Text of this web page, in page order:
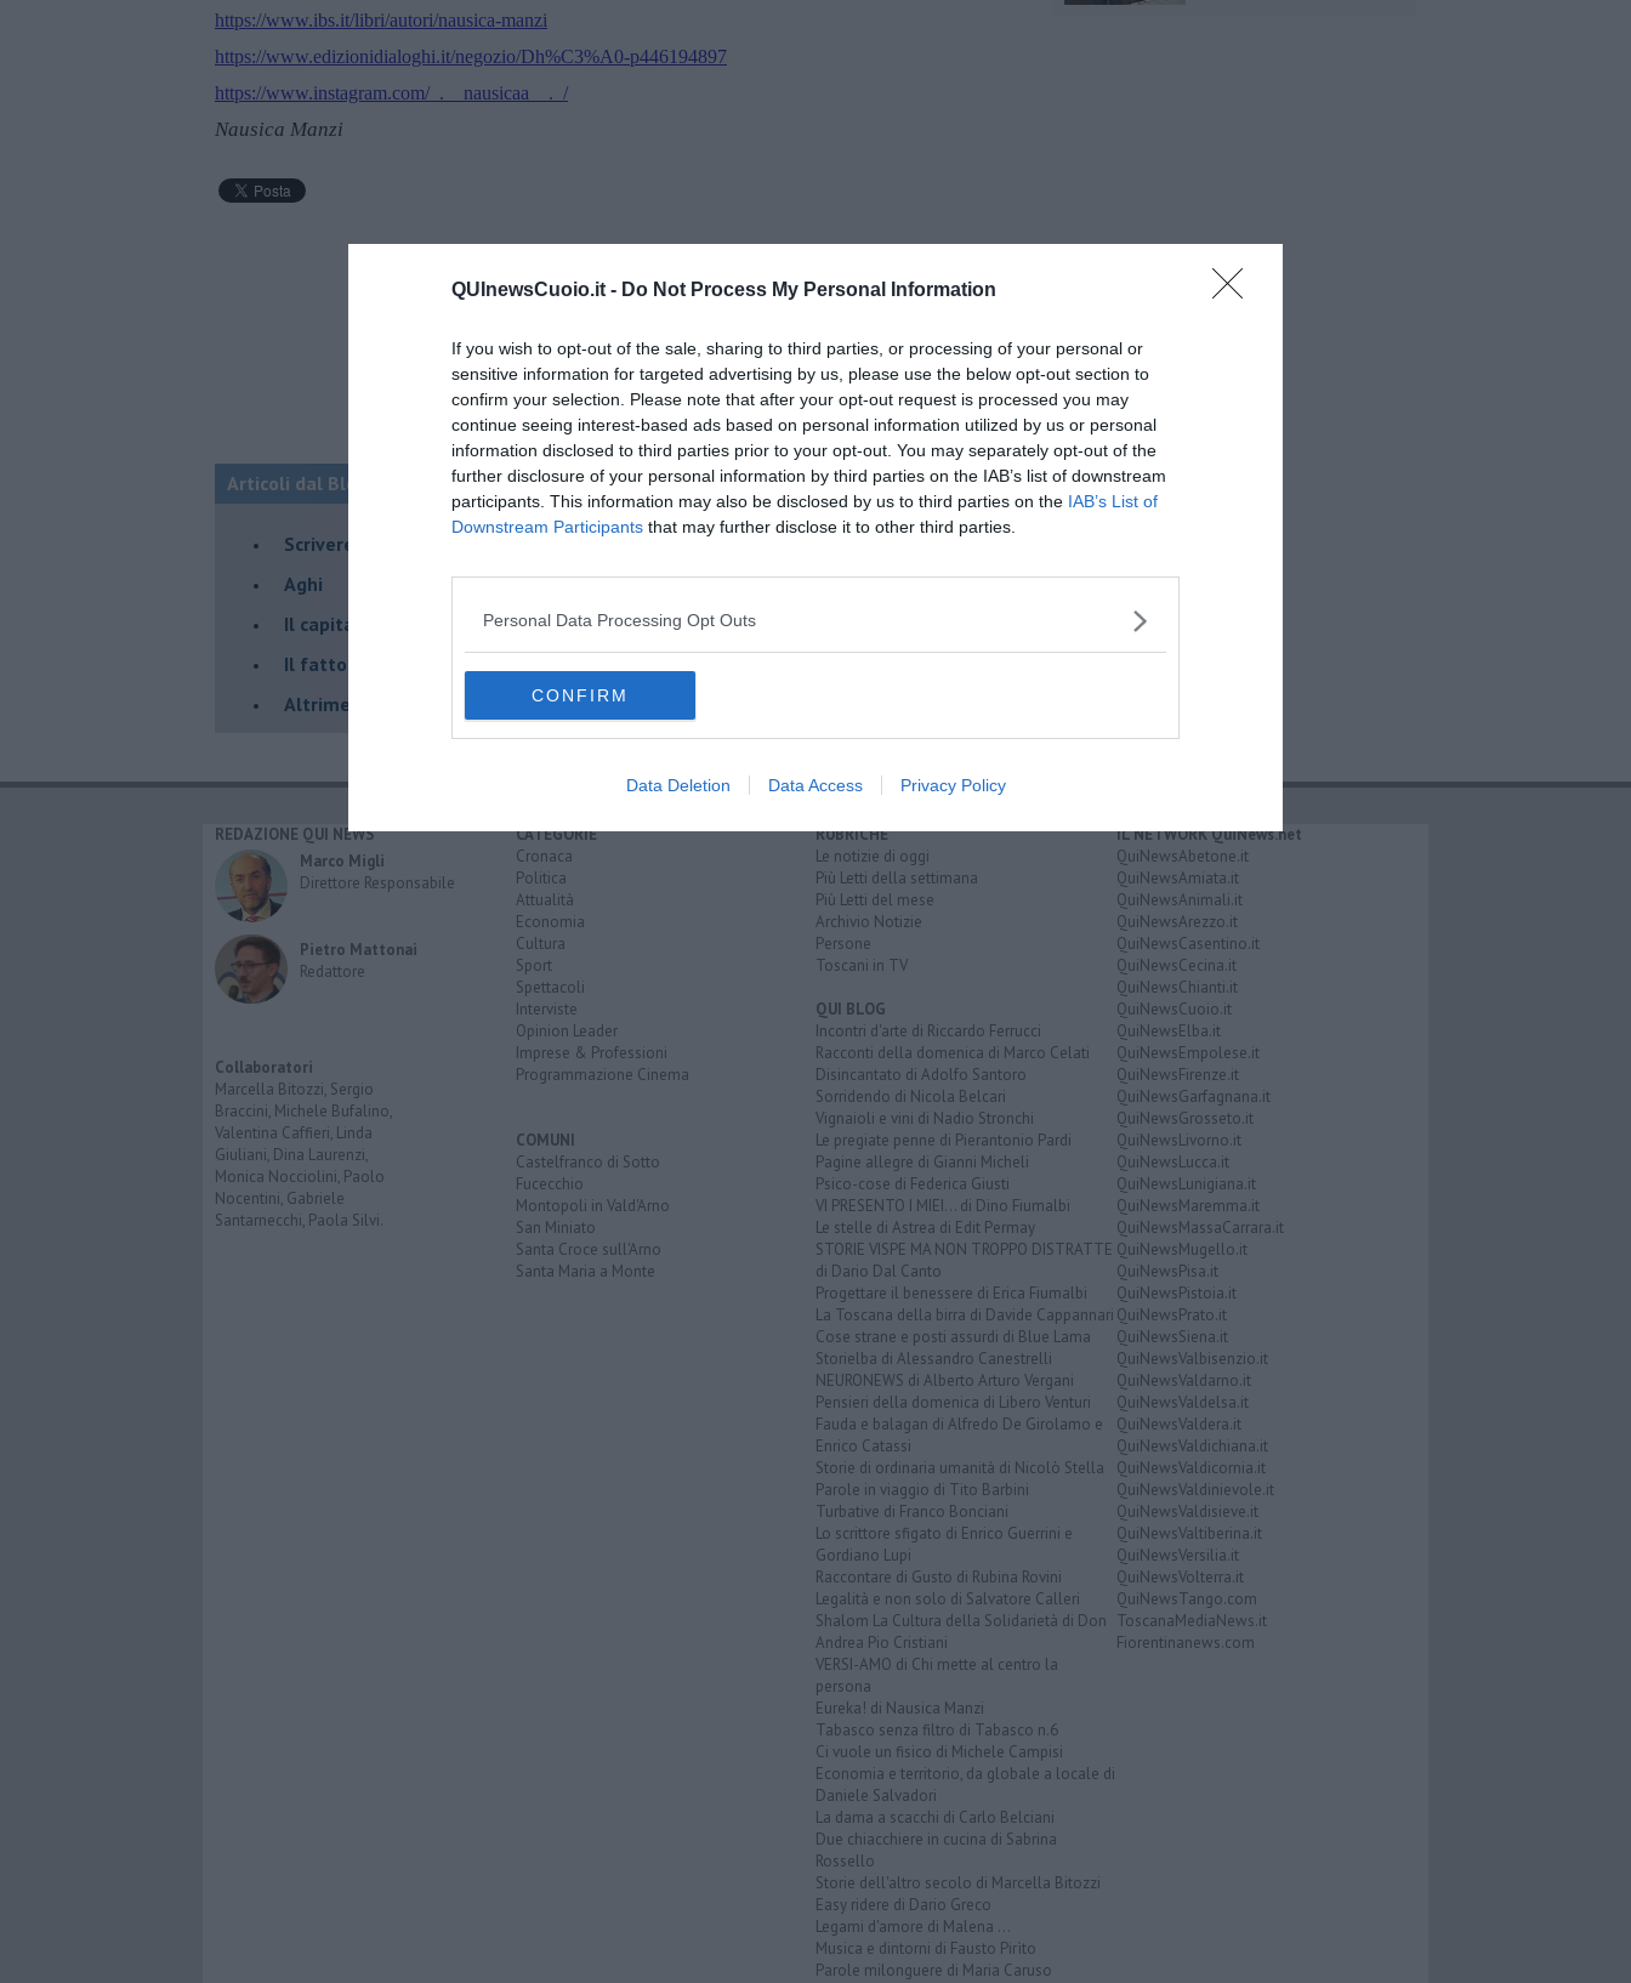
QUInewsCuoio.it - Do Not Process My Personal Information
If you wish to opt-out of the sale, sharing to third parties, or processing of your personal or
sensitive information for targeted advertising by us, please use the below opt-out section to
confirm your selection. Please note that after your opt-out request is processed you may
continue seeing interest-based ads based on personal information utilized by us or personal
information disclosed to third parties prior to your opt-out. You may separately opt-out of the
further disclosure of your personal information by third parties on the IAB’s list of downstream
participants. This information may also be disclosed by us to third parties on the IAB’s List of
Downstream Participants that may further disclose it to other third parties.
Personal Data Processing Opt Outs
CONFIRM
Data Deletion Data Access Privacy Policy
https://www.ibs.it/libri/autori/nausica-manzi
https://www.edizionidialoghi.it/negozio/Dh%C3%A0-p446194897
https://www.instagram.com/_.__nausicaa__._/
Nausica Manzi
Articoli dal Blog “Eureka!” di Nausica Manzi
​Scrivere per reinventare il mondo
Aghi
Il capitale della fragilità
Il fattore umano
Altrimenti
REDAZIONE QUI NEWS
Marco Migli
Direttore Responsabile
Pietro Mattonai
Redattore
Collaboratori
Marcella Bitozzi, Sergio
Braccini, Michele Bufalino,
Valentina Caffieri, Linda
Giuliani, Dina Laurenzi,
Monica Nocciolini, Paolo
Nocentini, Gabriele
Santarnecchi, Paola Silvi.
CATEGORIE
Cronaca
Politica
Attualità
Economia
Cultura
Sport
Spettacoli
Interviste
Opinion Leader
Imprese & Professioni
Programmazione Cinema
COMUNI
Castelfranco di Sotto
Fucecchio
Montopoli in Vald'Arno
San Miniato
Santa Croce sull'Arno
Santa Maria a Monte
RUBRICHE
Le notizie di oggi
Più Letti della settimana
Più Letti del mese
Archivio Notizie
Persone
Toscani in TV
QUI BLOG
Incontri d'arte di Riccardo Ferrucci
Racconti della domenica di Marco Celati
Disincantato di Adolfo Santoro
Sorridendo di Nicola Belcari
Vignaioli e vini di Nadio Stronchi
Le pregiate penne di Pierantonio Pardi
Pagine allegre di Gianni Micheli
Psico-cose di Federica Giusti
VI PRESENTO I MIEI... di Dino Fiumalbi
Le stelle di Astrea di Edit Permay
STORIE VISPE MA NON TROPPO DISTRATTE
di Dario Dal Canto
Progettare il benessere di Erica Fiumalbi
La Toscana della birra di Davide Cappannari
Cose strane e posti assurdi di Blue Lama
Storielba di Alessandro Canestrelli
NEURONEWS di Alberto Arturo Vergani
Pensieri della domenica di Libero Venturi
Fauda e balagan di Alfredo De Girolamo e
Enrico Catassi
Storie di ordinaria umanità di Nicolò Stella
Parole in viaggio di Tito Barbini
Turbative di Franco Bonciani
Lo scrittore sfigato di Enrico Guerrini e
Gordiano Lupi
Raccontare di Gusto di Rubina Rovini
Legalità e non solo di Salvatore Calleri
Shalom La Cultura della Solidarietà di Don
Andrea Pio Cristiani
VERSI-AMO di Chi mette al centro la
persona
Eureka! di Nausica Manzi
Tabasco senza filtro di Tabasco n.6
Ci vuole un fisico di Michele Campisi
Economia e territorio, da globale a locale di
Daniele Salvadori
La dama a scacchi di Carlo Belciani
Due chiacchiere in cucina di Sabrina
Rossello
Storie dell'altro secolo di Marcella Bitozzi
Easy ridere di Dario Greco
Legami d'amore di Malena ...
Musica e dintorni di Fausto Pirìto
Parole milonguere di Maria Caruso
IL NETWORK QuiNews.net
QuiNewsAbetone.it
QuiNewsAmiata.it
QuiNewsAnimali.it
QuiNewsArezzo.it
QuiNewsCasentino.it
QuiNewsCecina.it
QuiNewsChianti.it
QuiNewsCuoio.it
QuiNewsElba.it
QuiNewsEmpolese.it
QuiNewsFirenze.it
QuiNewsGarfagnana.it
QuiNewsGrosseto.it
QuiNewsLivorno.it
QuiNewsLucca.it
QuiNewsLunigiana.it
QuiNewsMaremma.it
QuiNewsMassaCarrara.it
QuiNewsMugello.it
QuiNewsPisa.it
QuiNewsPistoia.it
QuiNewsPrato.it
QuiNewsSiena.it
QuiNewsValbisenzio.it
QuiNewsValdarno.it
QuiNewsValdelsa.it
QuiNewsValdera.it
QuiNewsValdichiana.it
QuiNewsValdicornia.it
QuiNewsValdinievole.it
QuiNewsValdisieve.it
QuiNewsValtiberina.it
QuiNewsVersilia.it
QuiNewsVolterra.it
QuiNewsTango.com
ToscanaMediaNews.it
Fiorentinanews.com